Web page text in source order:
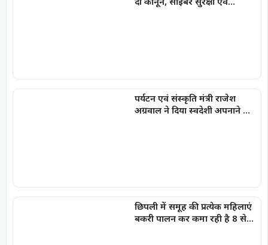
पर्यटन एवं संस्कृति मंत्री राजेश
अग्रवाल ने दिया स्वदेशी अपनाने का
छिपली में समूह की प्रत्येक महिलाएं
बकरी पालन कर कमा रही है 8 से